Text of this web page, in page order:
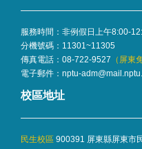
服務時間：非例假日上午8:00-
分機號碼： 11301~11305
傳真電話：08-722-9527 （屏東
電子郵件： nptu-
校區地址
民生校區 900391 屏東縣屏東市